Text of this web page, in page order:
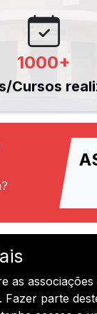
1000+
Cursos
as
Fazer parte